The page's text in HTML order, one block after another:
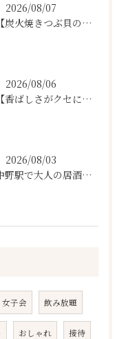
2026/08/07
【炭火焼きつぶ貝のスパニッシュアヒージョ🐚🔥】
2026/08/06
【香ばしさがクセになる。
2026/08/03
中野駅で大人の居酒屋をお探しならぜひワラテルへ！
女子会 飲み放題
おしゃれ 接待